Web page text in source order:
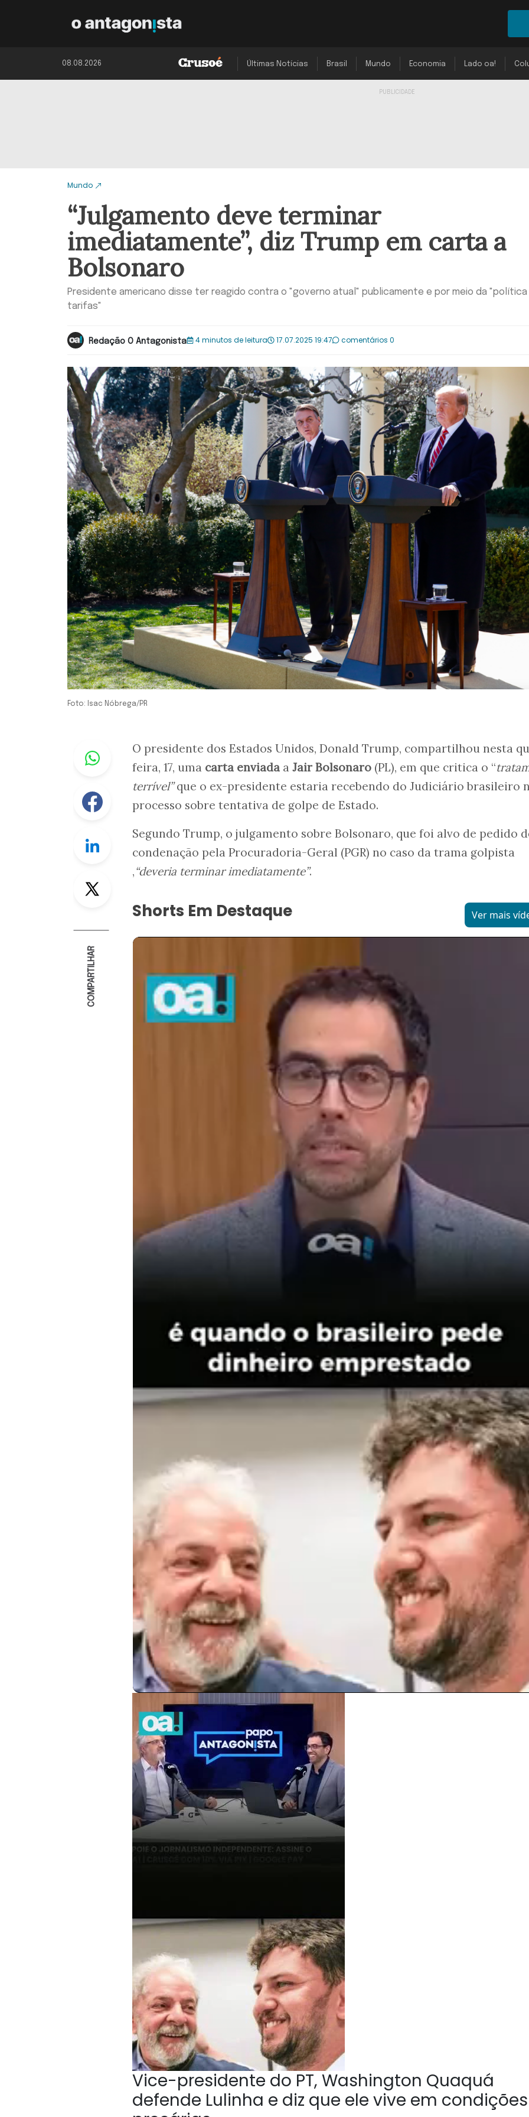
08.08.2026 Últimas Notícias Brasil Mundo Economia Lado oa!
Mundo
“Julgamento deve terminar
imediatamente”, diz Trump em carta a
Bolsonaro
Presidente americano disse ter reagido contra o "governo atual" publicamente e por meio da "política
tarifas"
Redação O Antagonista 4 minutos de leitura 17.07.2025 19:47 comentários 0
Foto: Isac Nóbrega/PR
Whastapp
Facebook
Linkedin
Twitter
COMPARTILHAR
O presidente dos Estados Unidos, Donald Trump, compartilhou nesta
feira, 17, uma carta enviada a Jair Bolsonaro (PL), em que critica o “
terrível”que o ex-presidente estaria recebendo do Judiciário brasileiro
processo sobre tentativa de golpe de Estado.
Segundo Trump, o julgamento sobre Bolsonaro, que foi alvo de pedido
condenação pela Procuradoria-Geral (PGR) no caso da trama golpista
,“deveria terminar imediatamente”.
Shorts Em Destaque Ver mais
Vice-presidente do PT, Washington Quaquá
defende Lulinha e diz que ele vive em condições